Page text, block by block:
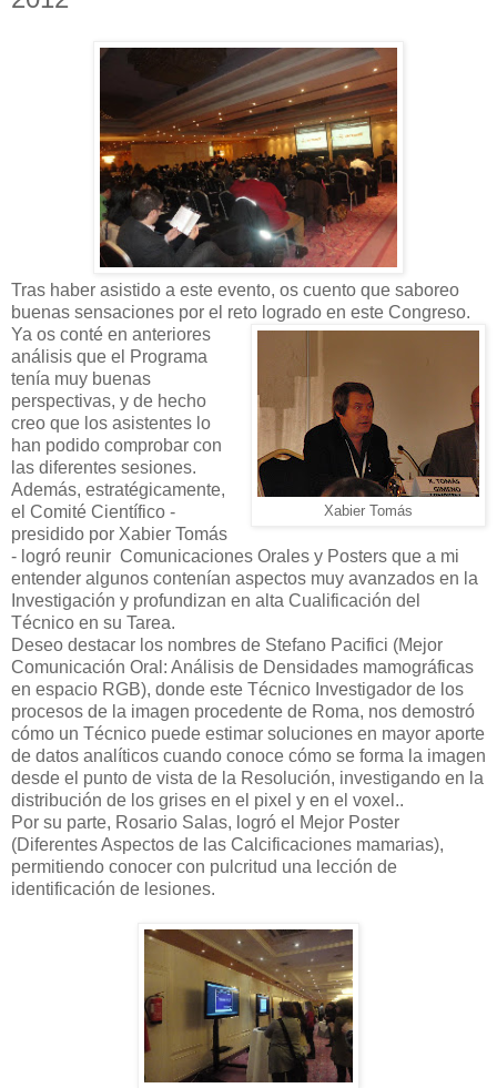
Tras haber asistido a este evento, os cuento que saboreo
buenas sensaciones por el reto logrado en este Congreso.
Xabier Tomás
Ya os conté en anteriores
análisis que el Programa
tenía muy buenas
perspectivas, y de hecho
creo que los asistentes lo
han podido comprobar con
las diferentes sesiones.
Además, estratégicamente,
el Comité Científico -
presidido por Xabier Tomás
- logró reunir Comunicaciones Orales y Posters que a mi
entender algunos contenían aspectos muy avanzados en la
Investigación y profundizan en alta Cualificación del
Técnico en su Tarea.
Deseo destacar los nombres de Stefano Pacifici (Mejor
Comunicación Oral: Análisis de Densidades mamográficas
en espacio RGB), donde este Técnico Investigador de los
procesos de la imagen procedente de Roma, nos demostró
cómo un Técnico puede estimar soluciones en mayor aporte
de datos analíticos cuando conoce cómo se forma la imagen
desde el punto de vista de la Resolución, investigando en la
distribución de los grises en el pixel y en el voxel..
Por su parte, Rosario Salas, logró el Mejor Poster
(Diferentes Aspectos de las Calcificaciones mamarias),
permitiendo conocer con pulcritud una lección de
identificación de lesiones.